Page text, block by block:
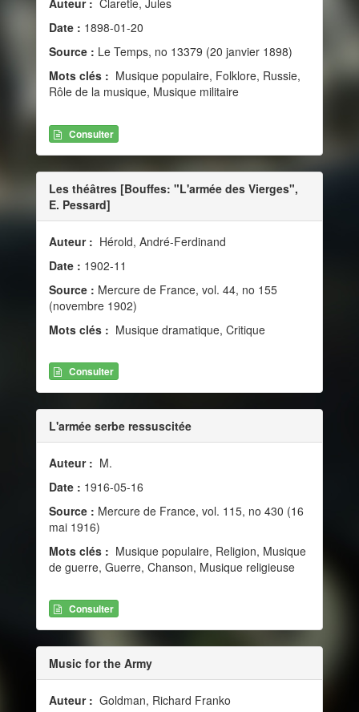
Auteur : Claretie, Jules
Date : 1898-01-20
Source : Le Temps, no 13379 (20 janvier 1898)
Mots clés : Musique populaire, Folklore, Russie,
Rôle de la musique, Musique militaire
Consulter
Les théâtres [Bouffes: "L'armée des Vierges",
E. Pessard]
Auteur : Hérold, André-Ferdinand
Date : 1902-11
Source : Mercure de France, vol. 44, no 155
(novembre 1902)
Mots clés : Musique dramatique, Critique
Consulter
L'armée serbe ressuscitée
Auteur : M.
Date : 1916-05-16
Source : Mercure de France, vol. 115, no 430 (16
mai 1916)
Mots clés : Musique populaire, Religion, Musique
de guerre, Guerre, Chanson, Musique religieuse
Consulter
Music for the Army
Auteur : Goldman, Richard Franko